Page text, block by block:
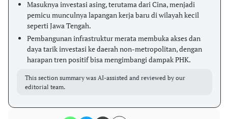
Masuknya investasi asing, terutama dari Cina, menjadi
pemicu munculnya lapangan kerja baru di wilayah kecil
seperti Jawa Tengah.
Pembangunan infrastruktur merata membuka akses dan
daya tarik investasi ke daerah non-metropolitan, dengan
harapan tren positif bisa mengimbangi dampak PHK.
This section summary was AI-assisted and reviewed by our
editorial team.